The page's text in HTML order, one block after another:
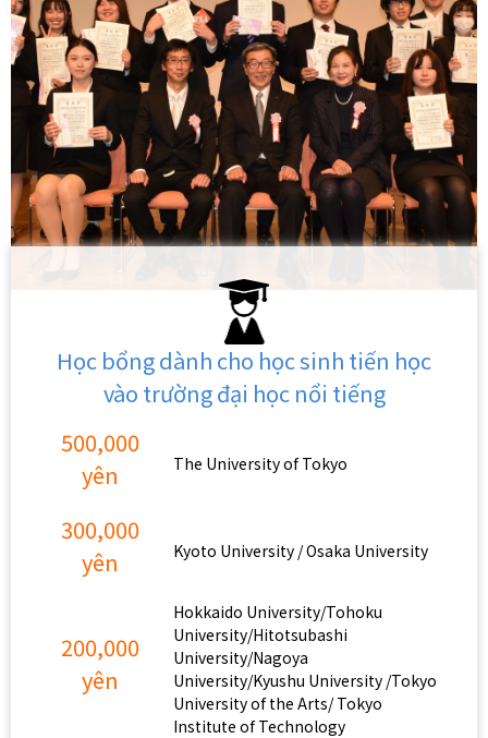
Học bổng dành cho học sinh tiến học
vào trường đại học nổi tiếng
500,000
yên
The University of Tokyo
300,000
yên
Kyoto University / Osaka University
200,000
yên
Hokkaido University/Tohoku
University/Hitotsubashi
University/Nagoya
University/Kyushu University /Tokyo
University of the Arts/ Tokyo
Institute of Technology